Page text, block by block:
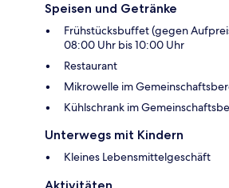
Speisen und Getränke
Frühstücksbuffet (gegen
08:00 Uhr bis 10:00 Uhr
Restaurant
Mikrowelle im
Kühlschrank im
Unterwegs mit Kindern
Kleines Lebensmittelgeschäft